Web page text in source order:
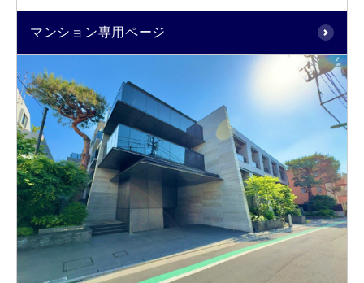
マンション専用ページ